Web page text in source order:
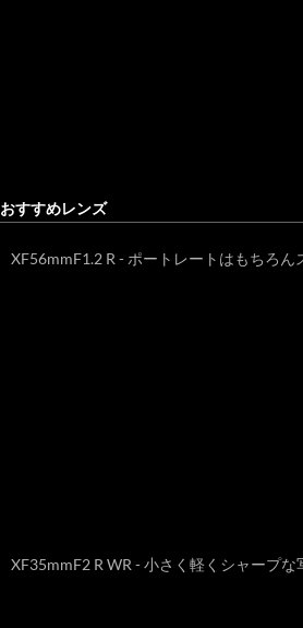
おすすめレンズ
XF56mmF1.2 R - ポートレートはもちろん
XF35mmF2 R WR - 小さく軽くシャープ